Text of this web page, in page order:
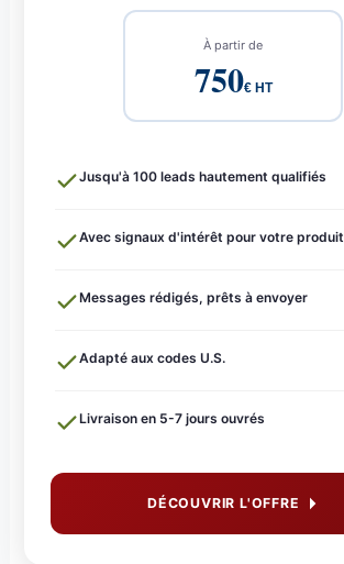
À partir de
750€ HT
Jusqu'à 100 leads hautement qualifiés
Avec signaux d'intérêt pour votre produit
Messages rédigés, prêts à envoyer
Adapté aux codes U.S.
Livraison en 5-7 jours ouvrés
DÉCOUVRIR L'OFFRE